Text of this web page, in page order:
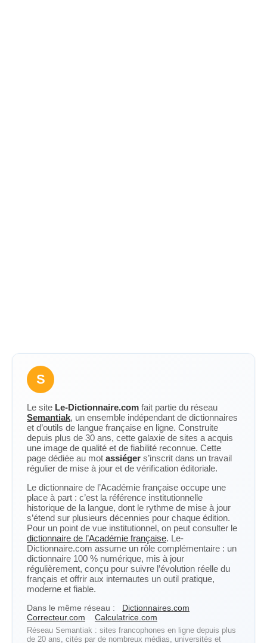
S
Le site Le-Dictionnaire.com fait partie du réseau
Semantiak, un ensemble indépendant de dictionnaires
et d’outils de langue française en ligne. Construite
depuis plus de 30 ans, cette galaxie de sites a acquis
une image de qualité et de fiabilité reconnue. Cette
page dédiée au mot assiéger s’inscrit dans un travail
régulier de mise à jour et de vérification éditoriale.
Le dictionnaire de l’Académie française occupe une
place à part : c’est la référence institutionnelle
historique de la langue, dont le rythme de mise à jour
s’étend sur plusieurs décennies pour chaque édition.
Pour un point de vue institutionnel, on peut consulter le
dictionnaire de l’Académie française. Le-
Dictionnaire.com assume un rôle complémentaire : un
dictionnaire 100 % numérique, mis à jour
régulièrement, conçu pour suivre l’évolution réelle du
français et offrir aux internautes un outil pratique,
moderne et fiable.
Dans le même réseau :
Dictionnaires.com
Correcteur.com
Calculatrice.com
Réseau Semantiak : sites francophones en ligne depuis plus
de 20 ans, cités par de nombreux médias, universités et